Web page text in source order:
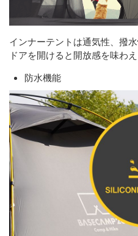
インナーテントは通気性、撥
ドアを開けると開放感を味わえ
防水機能